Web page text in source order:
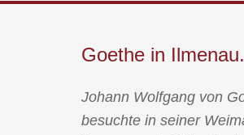
Goethe in Ilmenau.
Johann Wolfgang von
besuchte in seiner